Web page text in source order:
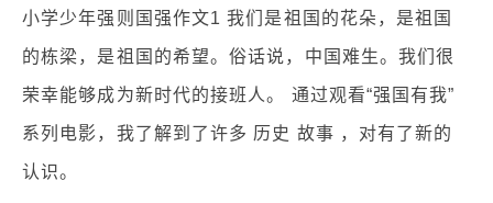
小学少年强则国强作文1 我们是祖国的花朵，是祖国
的栋梁，是祖国的希望。俗话说，中国难生。我们很
荣幸能够成为新时代的接班人。 通过观看“强国有我”
系列电影，我了解到了许多 历史 故事 ，对有了新的
认识。